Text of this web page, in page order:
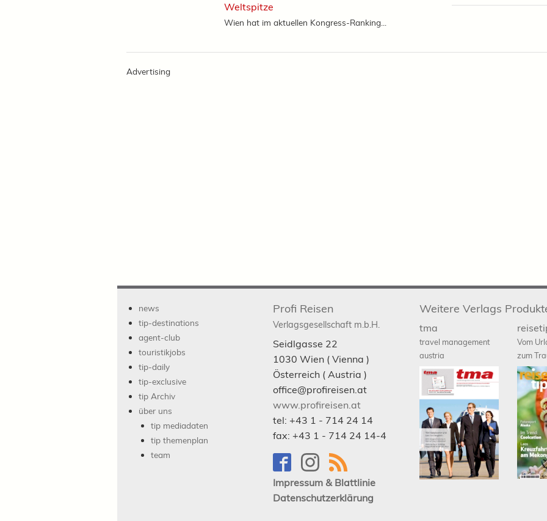
Weltspitze
Wien hat im aktuellen Kongress-Ranking...
Advertising
news
tip-destinations
agent-club
touristikjobs
tip-daily
tip-exclusive
tip Archiv
über uns
tip mediadaten
tip themenplan
team
Profi Reisen
Verlagsgesellschaft m.b.H.
Seidlgasse 22
1030 Wien ( Vienna )
Österreich ( Austria )
office@profireisen.at
www.profireisen.at
tel: +43 1 - 714 24 14
fax: +43 1 - 714 24 14-4
Impressum & Blattlinie
Datenschutzerklärung
Weitere Verlags
tma
travel management
austria
Vom
zum